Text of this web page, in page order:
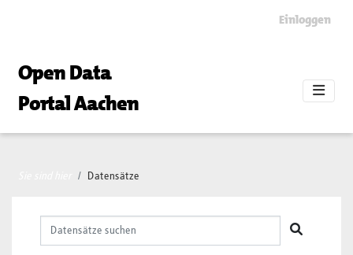
Einloggen
Open Data
Portal Aachen
Datensätze